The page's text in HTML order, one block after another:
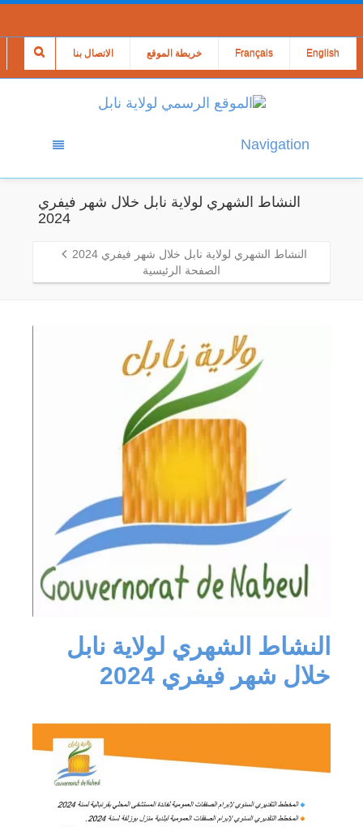
الاتصال بنا خريطة الموقع Français English
Navigation
النشاط الشهري لولاية نابل خلال شهر فيفري
2024
النشاط الشهري لولاية نابل خلال شهر فيفري 2024
الصفحة الرئيسية
النشاط الشهري لولاية نابل
خلال شهر فيفري 2024